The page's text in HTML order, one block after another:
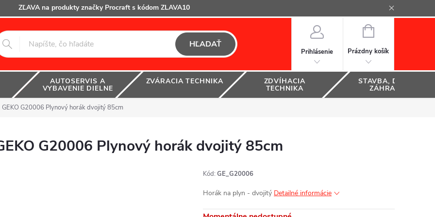
ZĽAVA na produkty značky Procraft s kódom ZLAVA10
HĽADAŤ
Prihlásenie
NÁKUPNÝ
Prázdny košík
AUTOSERVIS A
VYBAVENIE DIELNE
ZVÁRACIA TECHNIKA ZDVÍHACIA
TECHNIKA
STAVBA, DOM A
ZÁHRADA
GEKO G20006 Plynový horák dvojitý 85cm
G20006 Plynový horák dvojitý 85cm
Kód: GE_G20006
Horák na plyn - dvojitý Detailné informácie